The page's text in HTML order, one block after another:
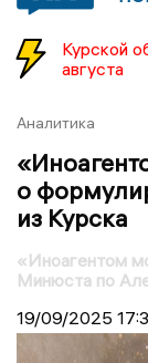
Курской
августа
Аналитика
о
из Курска
«Иноагентом
Минюста по
19/09/2025